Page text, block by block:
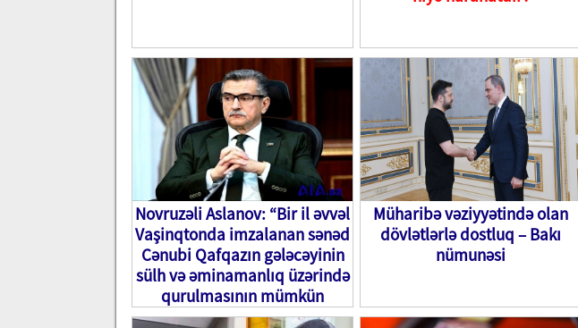
Novruzəli Aslanov: “Bir il əvvəl
Vaşinqtonda imzalanan sənəd
Cənubi Qafqazın gələcəyinin
sülh və əminamanlıq üzərində
qurulmasının mümkün
olduğunu nümayiş etdirir”
Müharibə vəziyyətində olan
dövlətlərlə dostluq – Bakı
nümunəsi